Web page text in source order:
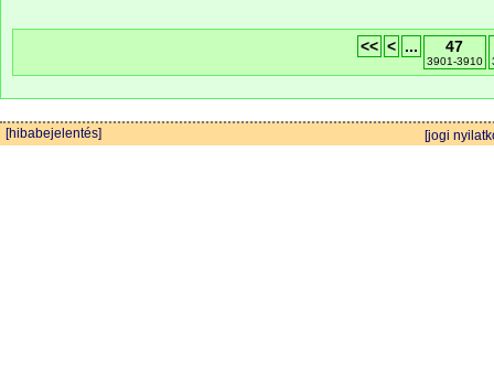
<< < ... 47
3901-3910
[hibabejelentés] [jogi